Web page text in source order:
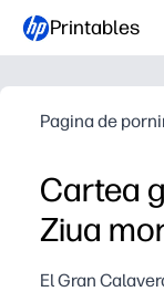
Printables
Pagina de
Cartea
Ziua
El Gran